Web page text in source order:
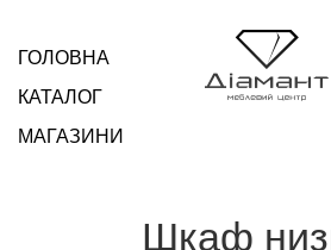
ГОЛОВНА
КАТАЛОГ
МАГАЗИНИ
Шкаф